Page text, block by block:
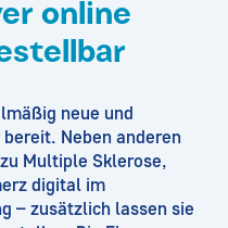
online
neue und
Neben anderen
Multiple Sklerose,
digital im
– zusätzlich lassen sie